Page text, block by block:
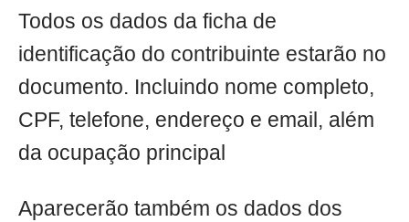
Todos os dados da ficha de
identificação do contribuinte estarão no
documento. Incluindo nome completo,
CPF, telefone, endereço e email, além
da ocupação principal
Aparecerão também os dados dos